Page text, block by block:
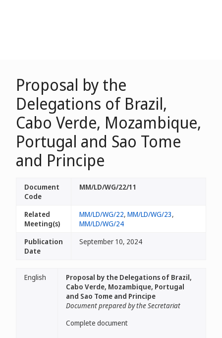
Proposal by the
Delegations of Brazil,
Cabo Verde, Mozambique,
Portugal and Sao Tome
and Principe
Document
Code
MM/LD/WG/22/11
Related
Meeting(s)
MM/LD/WG/22, MM/LD/WG/23,
MM/LD/WG/24
Publication
Date
September 10, 2024
English
Proposal by the Delegations of Brazil,
Cabo Verde, Mozambique, Portugal
and Sao Tome and Principe
Document prepared by the Secretariat
Complete document